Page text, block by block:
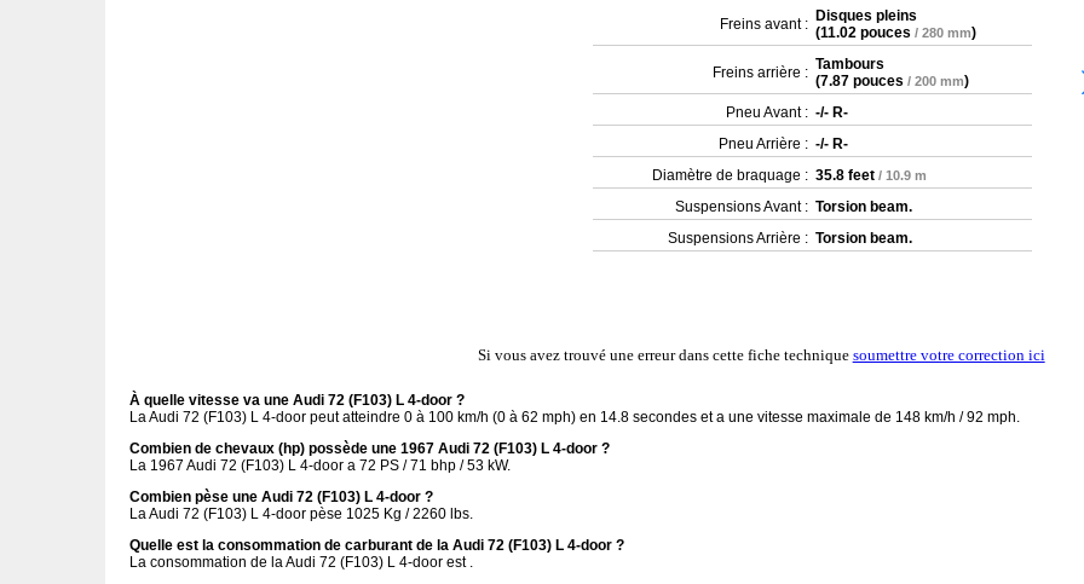
Freins avant : Disques pleins
(11.02 pouces / 280 mm)
Freins arrière : Tambours
(7.87 pouces / 200 mm)
Pneu Avant : -/- R-
Pneu Arrière : -/- R-
Diamètre de braquage : 35.8 feet / 10.9 m
Suspensions Avant : Torsion beam.
Suspensions Arrière : Torsion beam.
Si vous avez trouvé une erreur dans cette fiche technique soumettre votre correction ici
À quelle vitesse va une Audi 72 (F103) L 4-door ?
La Audi 72 (F103) L 4-door peut atteindre 0 à 100 km/h (0 à 62 mph) en 14.8 secondes et a une vitesse maximale de 148 km/h / 92 mph.
Combien de chevaux (hp) possède une 1967 Audi 72 (F103) L 4-door ?
La 1967 Audi 72 (F103) L 4-door a 72 PS / 71 bhp / 53 kW.
Combien pèse une Audi 72 (F103) L 4-door ?
La Audi 72 (F103) L 4-door pèse 1025 Kg / 2260 lbs.
Quelle est la consommation de carburant de la Audi 72 (F103) L 4-door ?
La consommation de la Audi 72 (F103) L 4-door est .